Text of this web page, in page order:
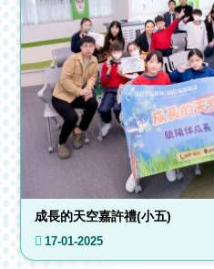
成長的天空嘉許禮(小五)
17-01-2025